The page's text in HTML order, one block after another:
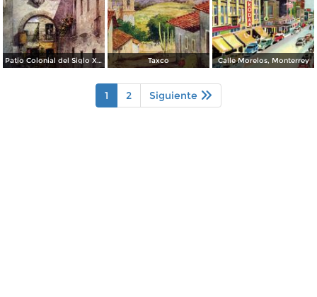
Patio Colonial del Siglo XVIII Taxco Calle Morelos, Monterrey
1 2 Siguiente